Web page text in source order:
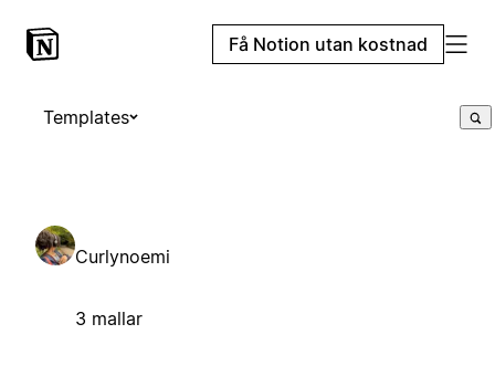
Få Notion utan kostnad
Templates
Curlynoemi
3 mallar